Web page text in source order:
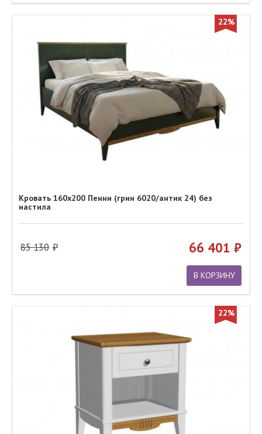
22%
Кровать 160х200 Пенни (грин 6020/антик 24) без
настила
85 130 66 401
В КОРЗИНУ
22%